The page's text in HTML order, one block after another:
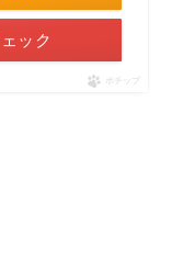
ック
ポチップ